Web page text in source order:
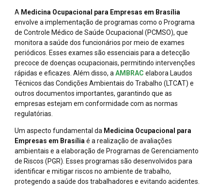
A Medicina Ocupacional para Empresas em Brasília
envolve a implementação de programas como o Programa
de Controle Médico de Saúde Ocupacional (PCMSO), que
monitora a saúde dos funcionários por meio de exames
periódicos. Esses exames são essenciais para a detecção
precoce de doenças ocupacionais, permitindo intervenções
rápidas e eficazes. Além disso, a AMBRAC elabora Laudos
Técnicos das Condições Ambientais do Trabalho (LTCAT) e
outros documentos importantes, garantindo que as
empresas estejam em conformidade com as normas
regulatórias.
Um aspecto fundamental da Medicina Ocupacional para
Empresas em Brasília é a realização de avaliações
ambientais e a elaboração de Programas de Gerenciamento
de Riscos (PGR). Esses programas são desenvolvidos para
identificar e mitigar riscos no ambiente de trabalho,
protegendo a saúde dos trabalhadores e evitando acidentes.